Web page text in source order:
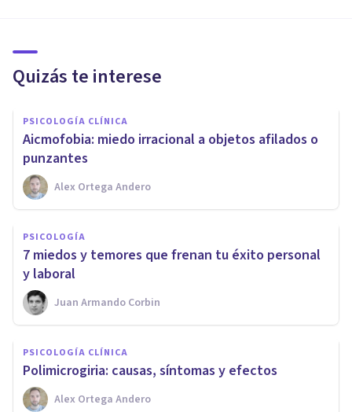
Quizás te interese
PSICOLOGÍA CLÍNICA
Aicmofobia: miedo irracional a objetos afilados o
punzantes
Alex Ortega Andero
PSICOLOGÍA
​7 miedos y temores que frenan tu éxito personal
y laboral
Juan Armando Corbin
PSICOLOGÍA CLÍNICA
Polimicrogiria: causas, síntomas y efectos
Alex Ortega Andero